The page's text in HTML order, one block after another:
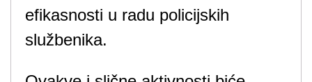
efikasnosti u radu policijskih
službenika.